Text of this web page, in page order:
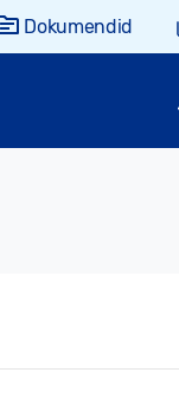
Dokumendid